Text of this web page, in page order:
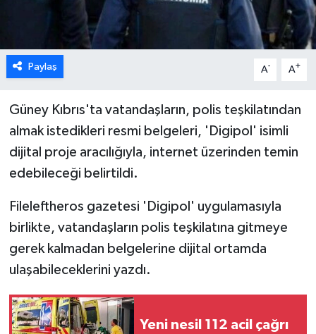
Paylaş A- A+
Güney Kıbrıs'ta vatandaşların, polis teşkilatından
almak istedikleri resmi belgeleri, 'Digipol' isimli
dijital proje aracılığıyla, internet üzerinden temin
edebileceği belirtildi.
Fileleftheros gazetesi 'Digipol' uygulamasıyla
birlikte, vatandaşların polis teşkilatına gitmeye
gerek kalmadan belgelerine dijital ortamda
ulaşabileceklerini yazdı.
Yeni nesil 112 acil çağrı
GÜNDEM
GÜNEY KIBRIS
KÜLTÜR SANAT
LAPTA
LEFKOŞA
MAGAZİN
Nöbetçi Eczaneler
ÖZEL HABER